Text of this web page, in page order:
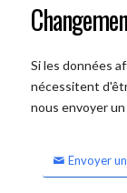
Si les données
nécessitent
nous envoyer un
Envoyer